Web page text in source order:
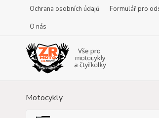
Ochrana osobních údajů Formulář pro
O nás
Motocykly